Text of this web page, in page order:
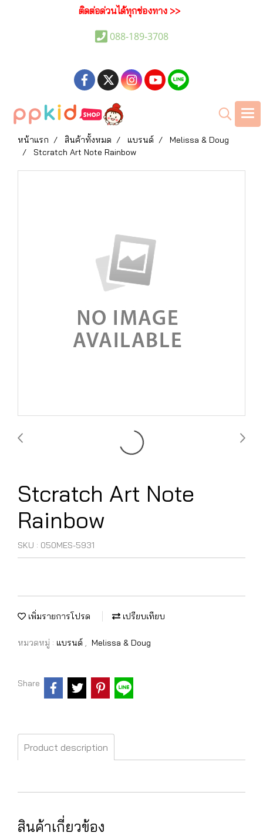
ติดต่อด่วนได้ทุกช่องทาง >>
088-189-3708
หน้าแรก สินค้าทั้งหมด แบรนด์
Melissa & Doug
Stcratch Art Note Rainbow
Stcratch Art Note
Rainbow
SKU : 050MES-5931
เพิ่มรายการโปรด เปรียบเทียบ
หมวดหมู่ : แบรนด์ , Melissa & Doug
Share
Product description
สินค้าเกี่ยวข้อง